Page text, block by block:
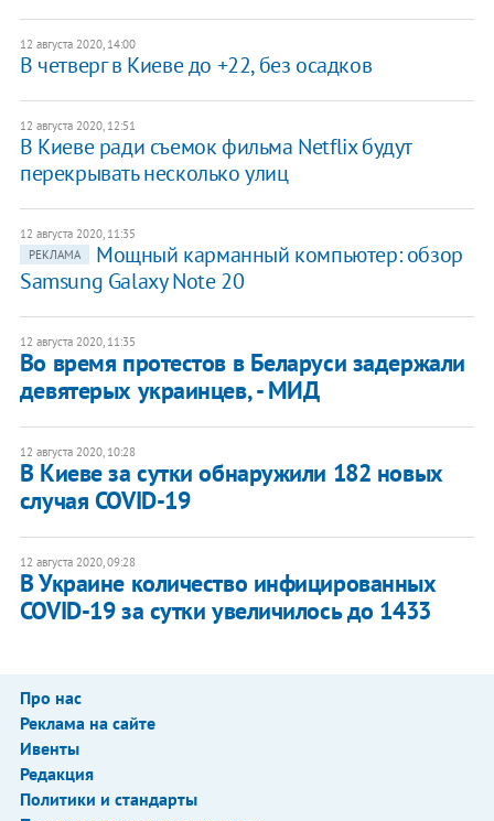
12 августа 2020, 14:00
В четверг в Киеве до +22, без осадков
12 августа 2020, 12:51
В Киеве ради съемок фильма Netflix будут
перекрывать несколько улиц
12 августа 2020, 11:35
РЕКЛАМА
Мощный карманный компьютер: обзор
Samsung Galaxy Note 20
12 августа 2020, 11:35
Во время протестов в Беларуси задержали
девятерых украинцев, - МИД
12 августа 2020, 10:28
В Киеве за сутки обнаружили 182 новых
случая COVID-19
12 августа 2020, 09:28
В Украине количество инфицированных
COVID-19 за сутки увеличилось до 1433
Про нас
Реклама на сайте
Ивенты
Редакция
Политики и стандарты